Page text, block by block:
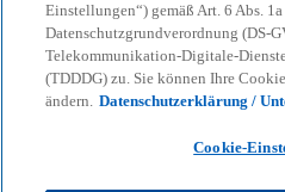
GAP-Analyse,
Audit-Office: So gelingt die
auf DORA-Prüfungen.
Corporate
Einstellungen“) gemäß Art. 6 Abs.
Datenschutzgrundverordnung (DS-
Telekommunikation-Digitale-
(TDDDG) zu. Sie können Ihre
ändern. Datenschutzerklärung /
Cookie-